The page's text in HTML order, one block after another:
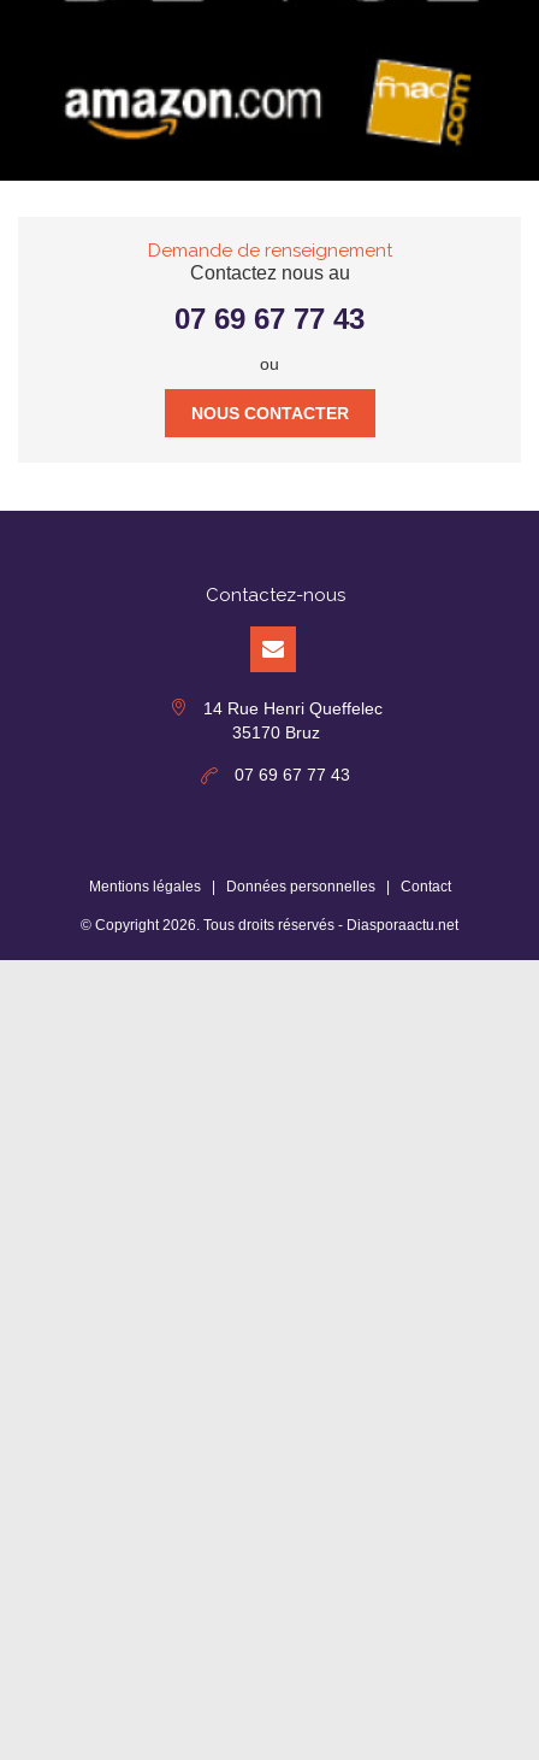
Demande de renseignement
Contactez nous au
07 69 67 77 43
ou
NOUS CONTACTER
Contactez-nous
14 Rue Henri Queffelec
35170 Bruz
07 69 67 77 43
Mentions légales| Données personnelles| Contact
© Copyright 2026 . Tous droits réservés - Diasporaactu.net